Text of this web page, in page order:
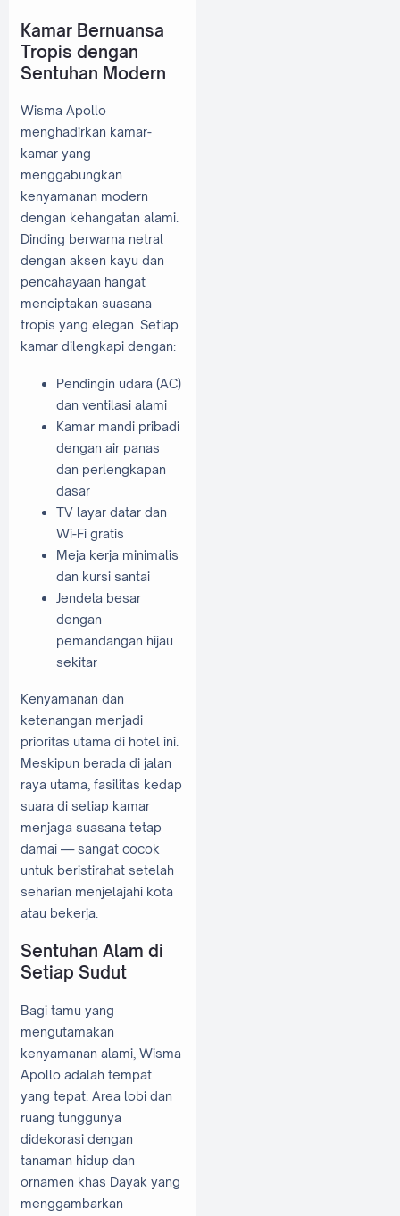
Kamar Bernuansa
Tropis dengan
Sentuhan Modern
Wisma Apollo
menghadirkan kamar-
kamar yang
menggabungkan
kenyamanan modern
dengan kehangatan alami.
Dinding berwarna netral
dengan aksen kayu dan
pencahayaan hangat
menciptakan suasana
tropis yang elegan. Setiap
kamar dilengkapi dengan:
Pendingin udara (AC)
dan ventilasi alami
Kamar mandi pribadi
dengan air panas
dan perlengkapan
dasar
TV layar datar dan
Wi-Fi gratis
Meja kerja minimalis
dan kursi santai
Jendela besar
dengan
pemandangan hijau
sekitar
Kenyamanan dan
ketenangan menjadi
prioritas utama di hotel ini.
Meskipun berada di jalan
raya utama, fasilitas kedap
suara di setiap kamar
menjaga suasana tetap
damai — sangat cocok
untuk beristirahat setelah
seharian menjelajahi kota
atau bekerja.
Sentuhan Alam di
Setiap Sudut
Bagi tamu yang
mengutamakan
kenyamanan alami, Wisma
Apollo adalah tempat
yang tepat. Area lobi dan
ruang tunggunya
didekorasi dengan
tanaman hidup dan
ornamen khas Dayak yang
menggambarkan